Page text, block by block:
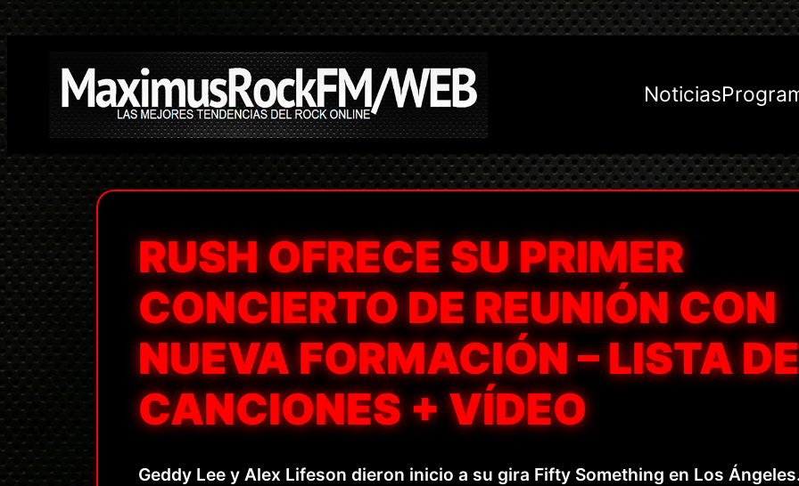
Saltar
contenido
Noticias
RUSH OFRECE SU PRIMER
CONCIERTO DE REUNIÓN CON
NUEVA FORMACIÓN – LISTA DE
CANCIONES + VÍDEO
Geddy Lee y Alex Lifeson dieron inicio a su gira Fifty Something en Los